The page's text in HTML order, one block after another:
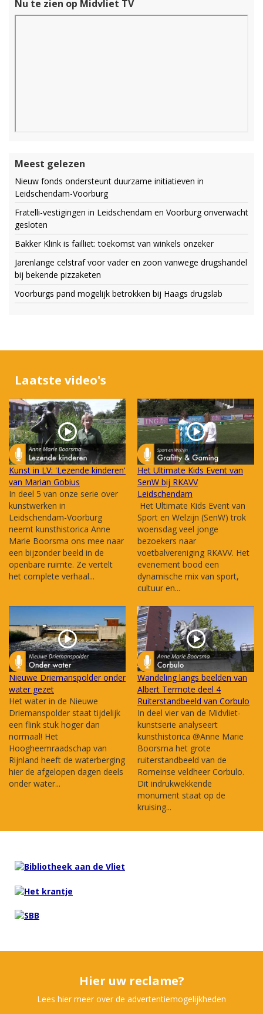
Nu te zien op Midvliet TV
Meest gelezen
Nieuw fonds ondersteunt duurzame initiatieven in
Leidschendam-Voorburg
Fratelli-vestigingen in Leidschendam en Voorburg onverwacht
gesloten
Bakker Klink is failliet: toekomst van winkels onzeker
Jarenlange celstraf voor vader en zoon vanwege drugshandel
bij bekende pizzaketen
Voorburgs pand mogelijk betrokken bij Haags drugslab
Laatste video's
Kunst in LV: 'Lezende kinderen'
van Marian Gobius
In deel 5 van onze serie over
kunstwerken in
Leidschendam-Voorburg
neemt kunsthistorica Anne
Marie Boorsma ons mee naar
een bijzonder beeld in de
openbare ruimte. Ze vertelt
het complete verhaal...
Het Ultimate Kids Event van
SenW bij RKAVV
Leidschendam
Het Ultimate Kids Event van
Sport en Welzijn (SenW) trok
woensdag veel jonge
bezoekers naar
voetbalvereniging RKAVV. Het
evenement bood een
dynamische mix van sport,
cultuur en...
Nieuwe Driemanspolder onder
water gezet
Het water in de Nieuwe
Driemanspolder staat tijdelijk
een flink stuk hoger dan
normaal! Het
Hoogheemraadschap van
Rijnland heeft de waterberging
hier de afgelopen dagen deels
onder water...
Wandeling langs beelden van
Albert Termote deel 4
Ruiterstandbeeld van Corbulo
In deel vier van de Midvliet-
kunstserie analyseert
kunsthistorica @Anne Marie
Boorsma het grote
ruiterstandbeeld van de
Romeinse veldheer Corbulo.
Dit indrukwekkende
monument staat op de
kruising...
Hier uw reclame?
Lees hier meer over de advertentiemogelijkheden